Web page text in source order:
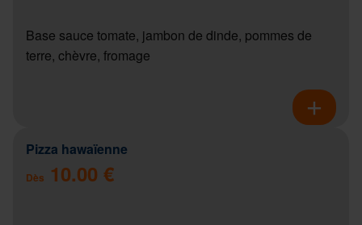
Base sauce tomate, jambon de dinde, pommes de
terre, chèvre, fromage
Pizza hawaïenne
Dès 10.00 €